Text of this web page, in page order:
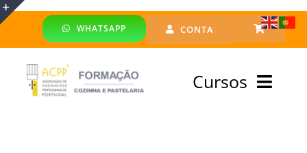
Skip
WHATSAPP CONTA
Cursos